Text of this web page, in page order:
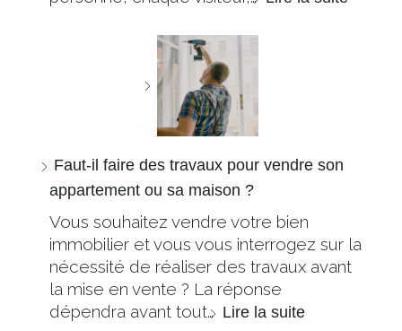
Faut-il faire des travaux pour vendre son
appartement ou sa maison ?
Vous souhaitez vendre votre bien
immobilier et vous vous interrogez sur la
nécessité de réaliser des travaux avant
la mise en vente ? La réponse
dépendra avant tout… Lire la suite